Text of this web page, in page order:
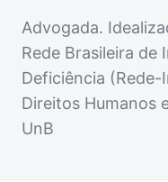
Advogada.
Rede Brasileira de
Deficiência
Direitos Humanos
UnB